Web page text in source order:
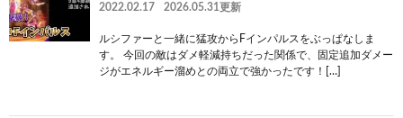
2022.02.17 2026.05.31更新
ルシファーと一緒に猛攻からFインパルスをぶっぱなしま
す。 今回の敵はダメ軽減持ちだった関係で、固定追加ダメー
ジがエネルギー溜めとの両立で強かったです！[…]